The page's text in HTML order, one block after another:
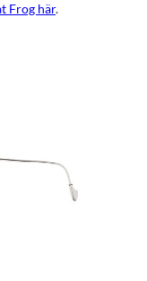
Frog här.